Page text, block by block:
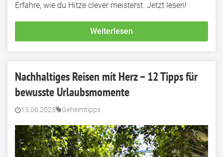
Erfahre, wie du Hitze clever meisterst. Jetzt lesen!
Weiterlesen
Nachhaltiges Reisen mit Herz – 12 Tipps für
bewusste Urlaubsmomente
15.06.2025 Geheimtipps